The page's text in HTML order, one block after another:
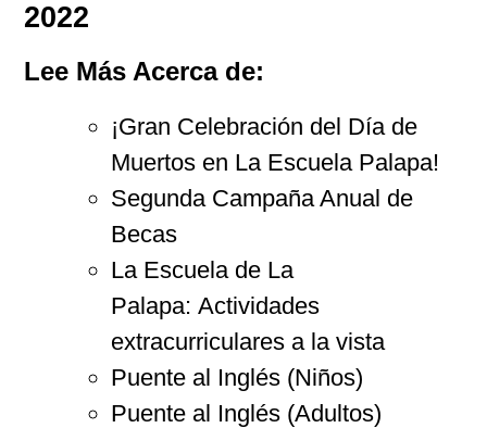
2022
Lee Más Acerca de:
¡Gran Celebración del Día de
Muertos en La Escuela Palapa!
Segunda Campaña Anual de
Becas
La Escuela de La
Palapa: Actividades
extracurriculares a la vista
Puente al Inglés (Niños)
Puente al Inglés (Adultos)